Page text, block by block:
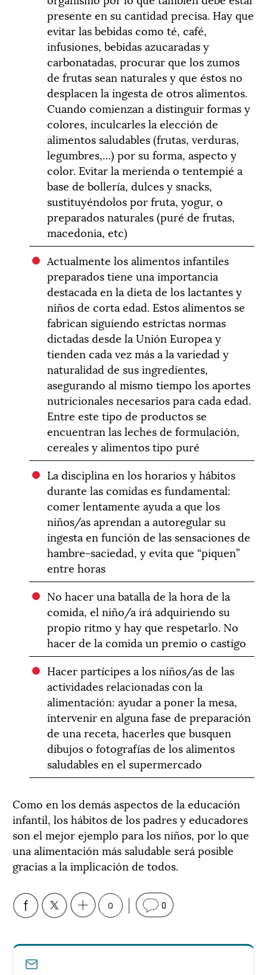
presente en su cantidad precisa. Hay que
evitar las bebidas como té, café,
infusiones, bebidas azucaradas y
carbonatadas, procurar que los zumos
de frutas sean naturales y que éstos no
desplacen la ingesta de otros alimentos.
Cuando comienzan a distinguir formas y
colores, inculcarles la elección de
alimentos saludables (frutas, verduras,
legumbres,…) por su forma, aspecto y
color. Evitar la merienda o tentempié a
base de bollería, dulces y snacks,
sustituyéndolos por fruta, yogur, o
preparados naturales (puré de frutas,
macedonia, etc)
Actualmente los alimentos infantiles
preparados tiene una importancia
destacada en la dieta de los lactantes y
niños de corta edad. Estos alimentos se
fabrican siguiendo estrictas normas
dictadas desde la Unión Europea y
tienden cada vez más a la variedad y
naturalidad de sus ingredientes,
asegurando al mismo tiempo los aportes
nutricionales necesarios para cada edad.
Entre este tipo de productos se
encuentran las leches de formulación,
cereales y alimentos tipo puré
La disciplina en los horarios y hábitos
durante las comidas es fundamental:
comer lentamente ayuda a que los
niños/as aprendan a autoregular su
ingesta en función de las sensaciones de
hambre-saciedad, y evita que “piquen”
entre horas
No hacer una batalla de la hora de la
comida, el niño/a irá adquiriendo su
propio ritmo y hay que respetarlo. No
hacer de la comida un premio o castigo
Hacer partícipes a los niños/as de las
actividades relacionadas con la
alimentación: ayudar a poner la mesa,
intervenir en alguna fase de preparación
de una receta, hacerles que busquen
dibujos o fotografías de los alimentos
saludables en el supermercado
Como en los demás aspectos de la educación
infantil, los hábitos de los padres y educadores
son el mejor ejemplo para los niños, por lo que
una alimentación más saludable será posible
gracias a la implicación de todos.
0 0